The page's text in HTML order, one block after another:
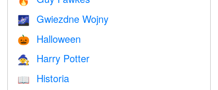
🌌 Gwiezdne Wojny
🎃 Halloween
🧙 Harry Potter
📖 Historia